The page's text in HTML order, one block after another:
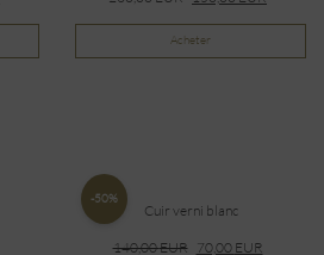
Acheter
-50%
Cuir verni blanc
140,00EUR 70,00 EUR